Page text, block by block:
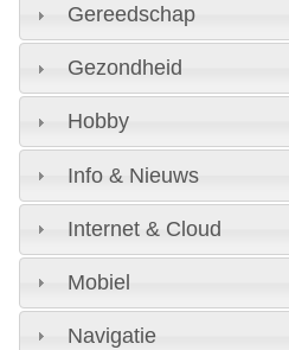
Gereedschap
Gezondheid
Hobby
Info & Nieuws
Internet & Cloud
Mobiel
Navigatie